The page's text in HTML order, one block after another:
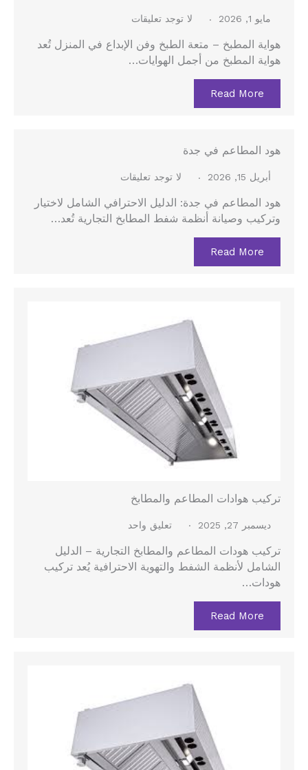
مايو 1, 2026 لا توجد تعليقات
هواية المطبخ – متعة الطبخ وفن الإبداع في المنزل تُعد
هواية المطبخ من أجمل الهوايات…
Read More
هود المطاعم في جدة
أبريل 15, 2026 لا توجد تعليقات
هود المطاعم في جدة: الدليل الاحترافي الشامل لاختيار
وتركيب وصيانة أنظمة شفط المطابخ التجارية تُعد…
Read More
تركيب هوادات المطاعم والمطابخ
ديسمبر 27, 2025 تعليق واحد
تركيب هودات المطاعم والمطابخ التجارية – الدليل
الشامل لأنظمة الشفط والتهوية الاحترافية يُعد تركيب
هودات…
Read More